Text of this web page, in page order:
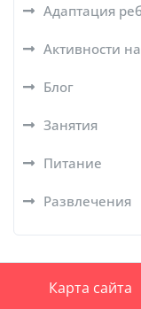
Адаптация
Активности
Блог
Занятия
Питание
Развлечения
Карта сайта